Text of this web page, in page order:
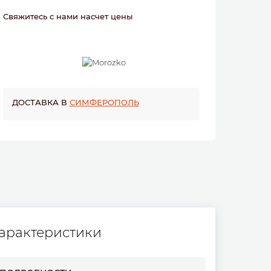
Свяжитесь с нами насчет цены
ДОСТАВКА В СИМФЕРОПОЛЬ